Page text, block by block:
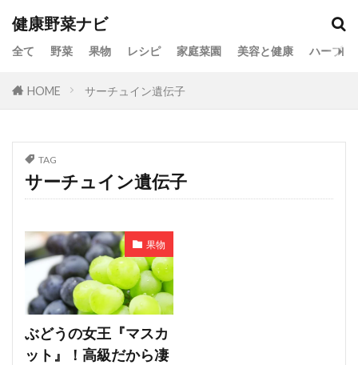
健康野菜ナビ
全て 野菜 果物 レシピ 家庭菜園 美容と健康 ハーブ
HOME サーチュイン遺伝子
TAG
サーチュイン遺伝子
果物
ぶどうの女王『マスカ
ット』！高級だから凄